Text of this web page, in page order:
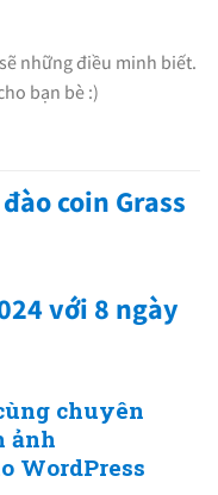
những điều minh biết.
bạn bè :)
coin Grass
với 8 ngày
chuyên
ảnh
WordPress